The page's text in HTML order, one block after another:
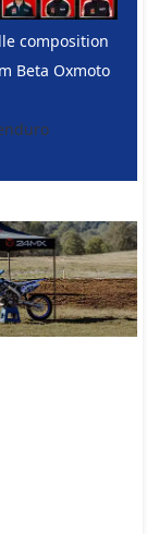
composition
Beta Oxmoto